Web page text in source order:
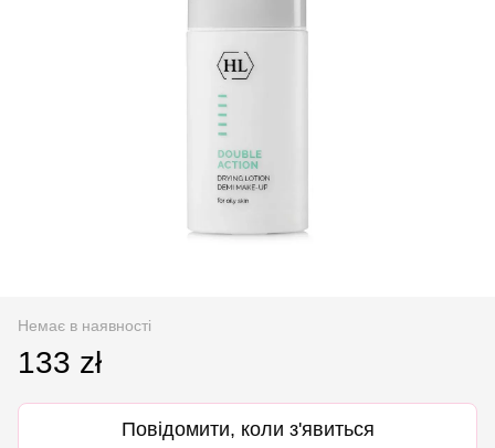
Немає в наявності
133 zł
Повідомити, коли з'явиться